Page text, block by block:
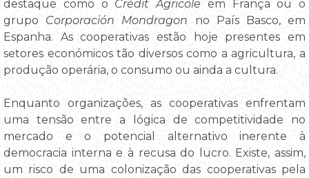
destaque como o Crédit Agricole em França ou o
grupo Corporación Mondragon no País Basco, em
Espanha. As cooperativas estão hoje presentes em
setores económicos tão diversos como a agricultura, a
produção operária, o consumo ou ainda a cultura.
Enquanto organizações, as cooperativas enfrentam
uma tensão entre a lógica de competitividade no
mercado e o potencial alternativo inerente à
democracia interna e à recusa do lucro. Existe, assim,
um risco de uma colonização das cooperativas pela